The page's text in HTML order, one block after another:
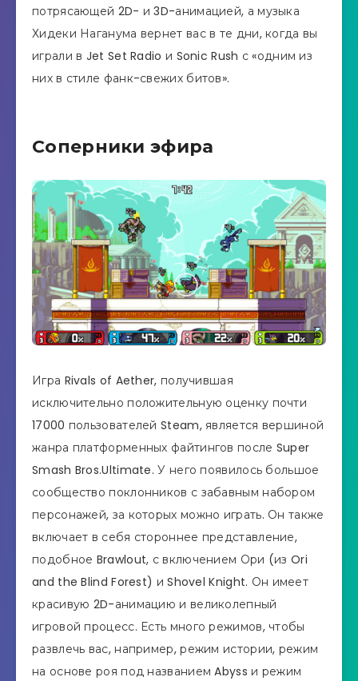
потрясающей 2D- и 3D-анимацией, а музыка
Хидеки Наганума вернет вас в те дни, когда вы
играли в Jet Set Radio и Sonic Rush с «одним из
них в стиле фанк-свежих битов».
Соперники эфира
Игра Rivals of Aether, получившая
исключительно положительную оценку почти
17000 пользователей Steam, является вершиной
жанра платформенных файтингов после Super
Smash Bros.Ultimate. У него появилось большое
сообщество поклонников с забавным набором
персонажей, за которых можно играть. Он также
включает в себя стороннее представление,
подобное Brawlout, с включением Ори (из Ori
and the Blind Forest) и Shovel Knight. Он имеет
красивую 2D-анимацию и великолепный
игровой процесс. Есть много режимов, чтобы
развлечь вас, например, режим истории, режим
на основе роя под названием Abyss и режим